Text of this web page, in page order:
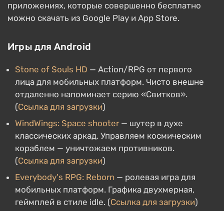
приложениях, которые совершенно бесплатно
можно скачать из Google Play и App Store.
Игры для Android
Stone of Souls HD — Action/RPG от первого
лица для мобильных платформ. Чисто внешне
отдаленно напоминает серию «Свитков».
(Ссылка для загрузки)
WindWings: Space shooter— шутер в духе
классических аркад. Управляем космическим
кораблем — уничтожаем противников.
(Ссылка для загрузки)
Everybody's RPG: Reborn — ролевая игра для
мобильных платформ. Графика двухмерная,
геймплей в стиле idle. (Ссылка для загрузки)